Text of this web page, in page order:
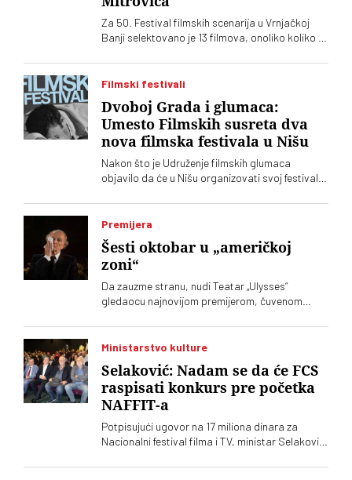
Za 50. Festival filmskih scenarija u Vrnjačkoj
Banji selektovano je 13 filmova, onoliko koliko ih
dominiraju filmovi Željka Mitrovića
Filmski festivali
Dvoboj Grada i glumaca:
Umesto Filmskih susreta dva
nova filmska festivala u Nišu
Nakon što je Udruženje filmskih glumaca
objavilo da će u Nišu organizovati svoj festival,
Izgleda da će oba biti u istom terminu
Premijera
Šesti oktobar u „američkoj
zoni“
Da zauzme stranu, nudi Teatar „Ulysses“
gledaocu najnovijom premijerom, čuvenom
režiji Lenke Udovički. Glume Svetozar Cvetković
i Ozren Grabarić
Ministarstvo kulture
Selaković: Nadam se da će FCS
raspisati konkurs pre početka
NAFFIT-a
Potpisujući ugovor na 17 miliona dinara za
Nacionalni festival filma i TV, ministar Selaković
objaviti konkurse pre početka tog festivala na